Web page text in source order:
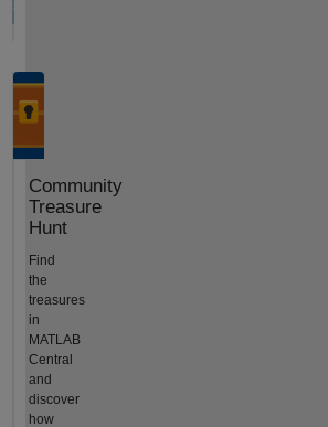
Community
Treasure
Hunt
Find
the
treasures
in
MATLAB
Central
and
discover
how